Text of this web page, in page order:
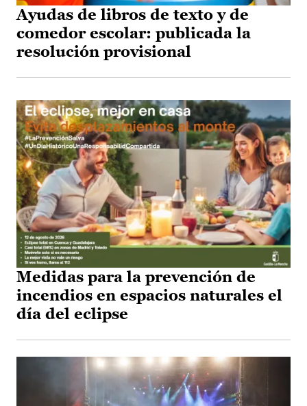
Ayudas de libros de texto y de
comedor escolar: publicada la
resolución provisional
Medidas para la prevención de
incendios en espacios naturales el
día del eclipse